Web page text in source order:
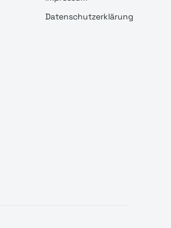
Datenschutzerklärung